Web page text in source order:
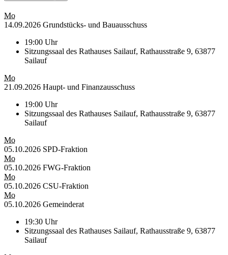
Mo
14.09.2026 Grundstücks- und Bauausschuss
19:00 Uhr
Sitzungssaal des Rathauses Sailauf, Rathausstraße 9, 63877
Sailauf
Mo
21.09.2026 Haupt- und Finanzausschuss
19:00 Uhr
Sitzungssaal des Rathauses Sailauf, Rathausstraße 9, 63877
Sailauf
Mo
05.10.2026 SPD-Fraktion
Mo
05.10.2026 FWG-Fraktion
Mo
05.10.2026 CSU-Fraktion
Mo
05.10.2026 Gemeinderat
19:30 Uhr
Sitzungssaal des Rathauses Sailauf, Rathausstraße 9, 63877
Sailauf